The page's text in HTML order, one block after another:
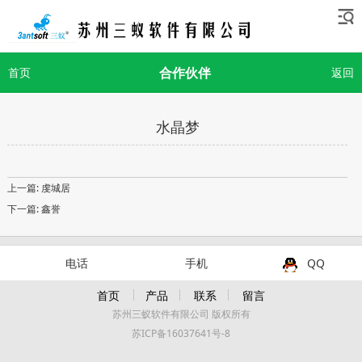
首页 返回
合作伙伴
水晶梦
上一篇: 虔城居
下一篇:鑫誉
电话 手机 QQ
首页 产品 联系 留言
苏州三蚁软件有限公司 版权所有
苏ICP备16037641号-8